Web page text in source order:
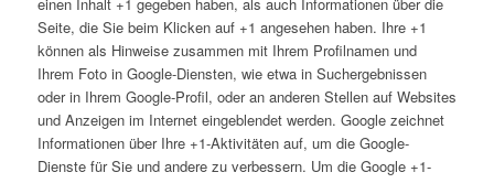
Seite, die Sie beim Klicken auf +1 angesehen haben. Ihre +1
können als Hinweise zusammen mit Ihrem Profilnamen und
Ihrem Foto in Google-Diensten, wie etwa in Suchergebnissen
oder in Ihrem Google-Profil, oder an anderen Stellen auf Websites
und Anzeigen im Internet eingeblendet werden. Google zeichnet
Informationen über Ihre +1-Aktivitäten auf, um die Google-
Dienste für Sie und andere zu verbessern. Um die Google +1-